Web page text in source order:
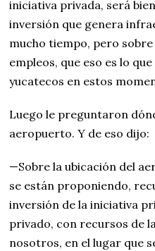
iniciativa privada, será
inversión que genera
mucho tiempo, pero
empleos, que eso es lo
yucatecos en estos
Luego le preguntaron
aeropuerto. Y de eso dijo:
—Sobre la ubicación del
se están proponiendo,
inversión de la iniciativa
privado, con recursos de
nosotros, en el lugar que